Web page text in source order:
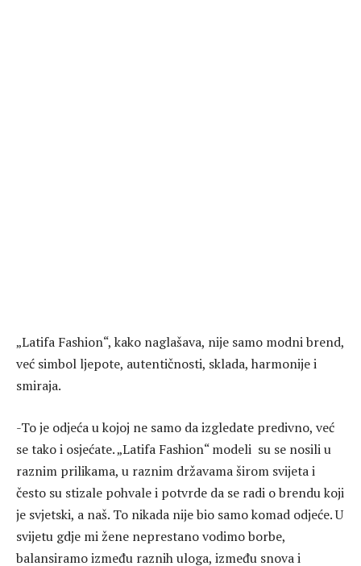
„Latifa Fashion“, kako naglašava, nije samo modni brend,
već simbol ljepote, autentičnosti, sklada, harmonije i
smiraja.
-To je odjeća u kojoj ne samo da izgledate predivno, već
se tako i osjećate. „Latifa Fashion“ modeli su se nosili u
raznim prilikama, u raznim državama širom svijeta i
često su stizale pohvale i potvrde da se radi o brendu koji
je svjetski, a naš. To nikada nije bio samo komad odjeće. U
svijetu gdje mi žene neprestano vodimo borbe,
balansiramo između raznih uloga, između snova i